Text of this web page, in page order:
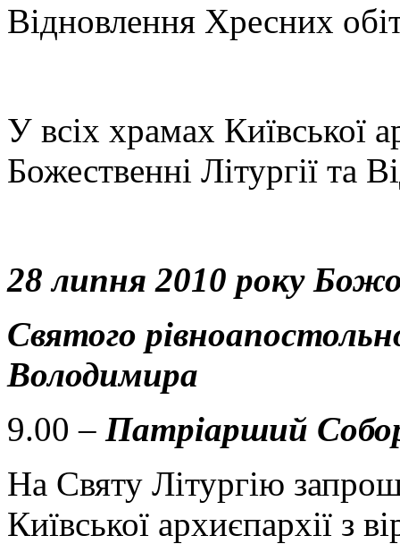
Відновлення Хресних
У всіх храмах Київської
Божественні Літургії та
28 липня 2010 року
Святого
Володимира
9.00 – Патріарший
На Святу Літургію
Київської архиєпархії з